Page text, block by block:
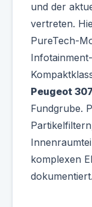
und der
vertreten.
PureTech-
Peugeot 307
Fundgrube.
komplexen
dokumentiert.